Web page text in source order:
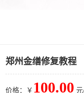
郑州金缮修复教程
价格：￥ 100.00